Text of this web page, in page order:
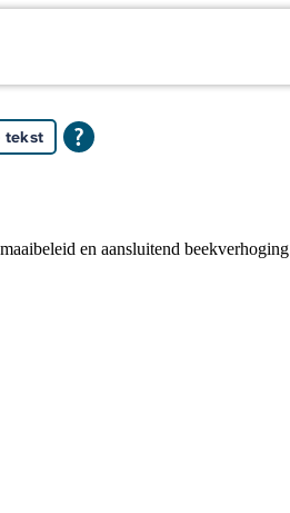
tekst
en aansluitend beekverhoging